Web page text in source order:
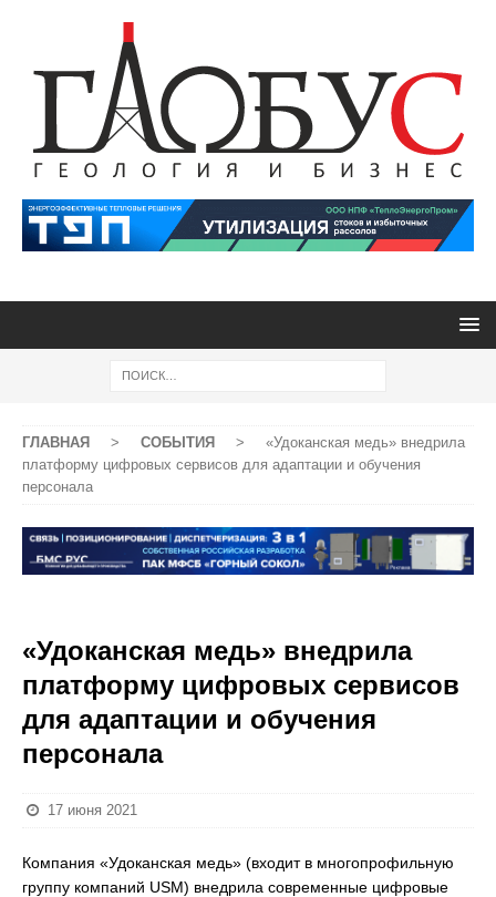
ГЛАВНАЯ > СОБЫТИЯ >
«Удоканская медь» внедрила
платформу цифровых сервисов для адаптации и обучения
персонала
«Удоканская медь» внедрила
платформу цифровых сервисов
для адаптации и обучения
персонала
17 июня 2021
Компания «Удоканская медь» (входит в многопрофильную
группу компаний USM) внедрила современные цифровые